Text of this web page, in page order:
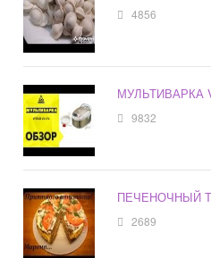
4856
МУЛЬТИВАРКА
9832
ПЕЧЕНОЧНЫЙ
2689